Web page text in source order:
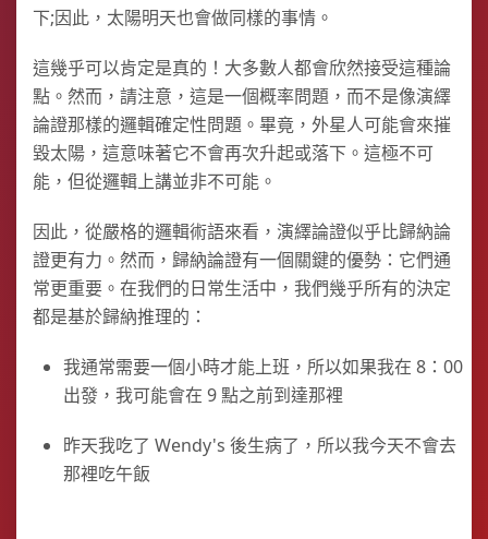
下;因此，太陽明天也會做同樣的事情。
這幾乎可以肯定是真的！大多數人都會欣然接受這種論
點。然而，請注意，這是一個概率問題，而不是像演繹
論證那樣的邏輯確定性問題。畢竟，外星人可能會來摧
毀太陽，這意味著它不會再次升起或落下。這極不可
能，但從邏輯上講並非不可能。
因此，從嚴格的邏輯術語來看，演繹論證似乎比歸納論
證更有力。然而，歸納論證有一個關鍵的優勢：它們通
常更重要。在我們的日常生活中，我們幾乎所有的決定
都是基於歸納推理的：
我通常需要一個小時才能上班，所以如果我在 8：00
出發，我可能會在 9 點之前到達那裡
昨天我吃了 Wendy's 後生病了，所以我今天不會去
那裡吃午飯